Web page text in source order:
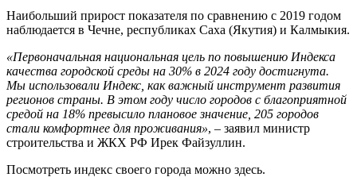
Наибольший прирост показателя по сравнению с 2019 годом
наблюдается в Чечне, республиках Саха (Якутия) и Калмыкия.
«Первоначальная национальная цель по повышению Индекса
качества городской среды на 30% в 2024 году достигнута.
Мы использовали Индекс, как важный инструмент развития
регионов страны. В этом году число городов с благоприятной
средой на 18% превысило плановое значение, 205 городов
стали комфортнее для проживания», – заявил министр
строительства и ЖКХ РФ Ирек Файзуллин.
Посмотреть индекс своего города можно здесь.